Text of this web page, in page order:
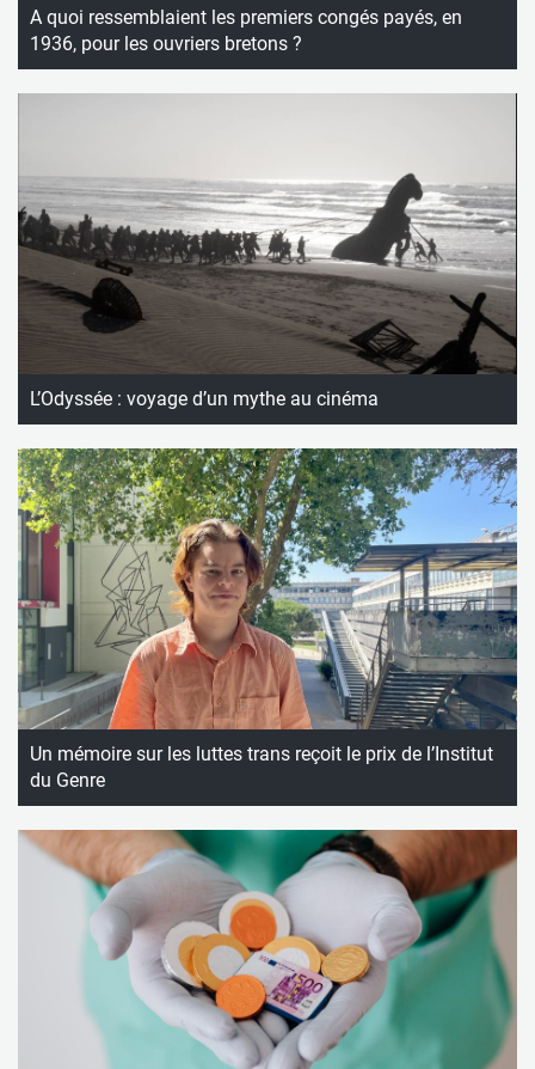
A quoi ressemblaient les premiers congés payés, en
1936, pour les ouvriers bretons ?
L’Odyssée : voyage d’un mythe au cinéma
Un mémoire sur les luttes trans reçoit le prix de l’Institut
du Genre